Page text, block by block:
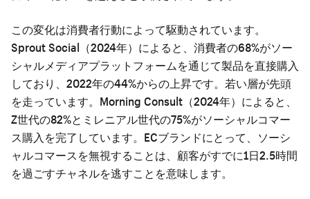
この変化は消費者行動によって駆動されています。
Sprout Social（2024年）によると、消費者の68%がソー
シャルメディアプラットフォームを通じて製品を直接購入
しており、2022年の44%からの上昇です。若い層が先頭
を走っています。Morning Consult（2024年）によると、
Z世代の82%とミレニアル世代の75%がソーシャルコマー
ス購入を完了しています。ECブランドにとって、ソーシ
ャルコマースを無視することは、顧客がすでに1日2.5時間
を過ごすチャネルを逃すことを意味します。